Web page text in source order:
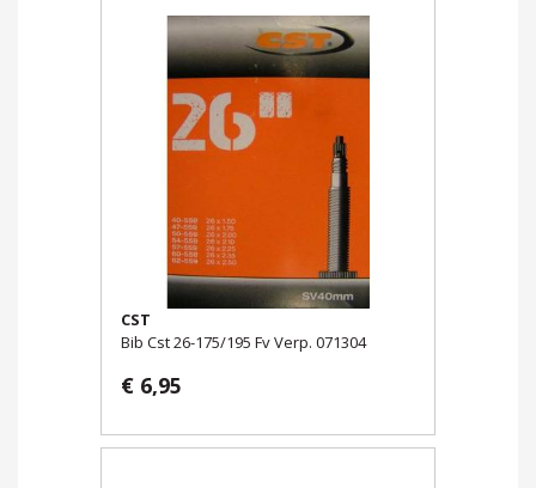
CST
Bib Cst 26-175/195 Fv Verp. 071304
€ 6,95